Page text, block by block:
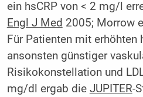
ein hsCRP von < 2 mg/l
Engl J Med 2005; Morrow
Für Patienten mit erhöhten
ansonsten günstiger
Risikokonstellation und
mg/dl ergab die JUPITER-